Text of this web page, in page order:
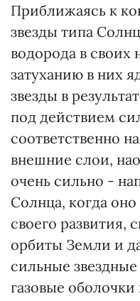
Приближаясь к
звезды типа
водорода в своих
затуханию в них
звезды в
под действием
соответственно
внешние слои,
очень сильно -
Солнца, когда
своего развития,
орбиты Земли и
сильные
газовые